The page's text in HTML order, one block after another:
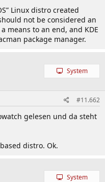
Linux distro created
not be considered an
means to an end, and KDE
package manager.
System
#11.662
gelesen und da steht
distro. Ok.
System